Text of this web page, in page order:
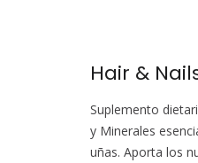
Hair &
Suplemento
y Minerales
uñas. Aporta los